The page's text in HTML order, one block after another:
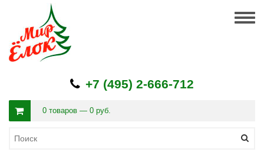
+7 (495) 2-666-712
0 товаров — 0 руб.